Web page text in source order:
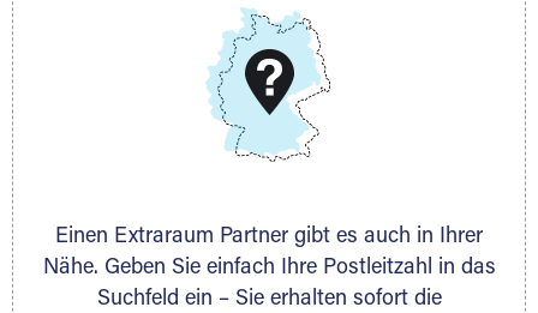
DMG Aktiengesellschaft
www.dmg-ag.com
Einen Extraraum Partner gibt es auch in Ihrer
Nähe. Geben Sie einfach Ihre Postleitzahl in das
Suchfeld ein – Sie erhalten sofort die